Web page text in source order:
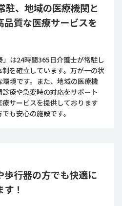
駐、地域の医療機関と
質な医療サービスを
」は24時間365日介護士が常駐し
を確立しています。万が一の状
境です。また、地域の医療機
療や急変時の対応をサポート
サービスを提供しております
も安心の施設です。
行器の方でも快適に
！